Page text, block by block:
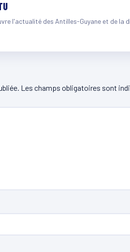
l'actualité des Antilles-Guyane et de la
Les champs obligatoires sont